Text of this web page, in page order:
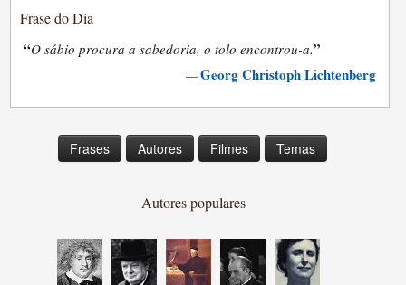
Frase do Dia
“O sábio procura a sabedoria, o tolo encontrou-a.”
—Georg Christoph Lichtenberg
Frases Autores Filmes Temas
Autores populares